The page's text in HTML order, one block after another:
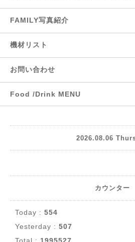
FAMILY写真紹介
機材リスト
お問い合わせ
Food /Drink MENU
2026.08.06
カウンター
Today : 554
Yesterday : 507